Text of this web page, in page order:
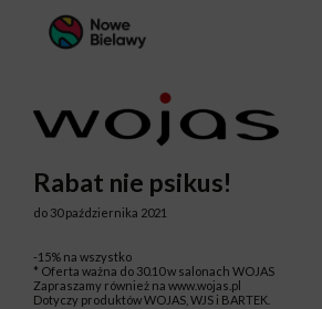
Rabat nie psikus!
do 30 października 2021
-15% na wszystko
* Oferta ważna do 30.10 w salonach WOJAS
Zapraszamy również na www.wojas.pl
Dotyczy produktów WOJAS, WJS i BARTEK.